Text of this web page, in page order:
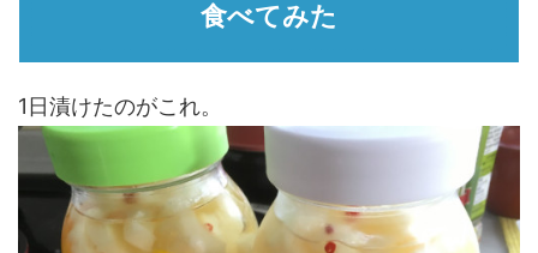
食べてみた
1日漬けたのがこれ。